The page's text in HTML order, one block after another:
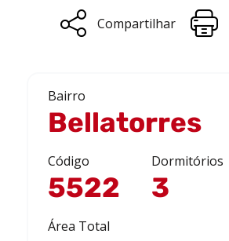
Compartilhar
Bairro
Bellatorres
Código
5522
Dormitórios
3
Área Total